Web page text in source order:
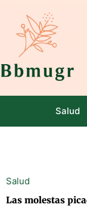
contenido
Salud
Salud
Las molestas